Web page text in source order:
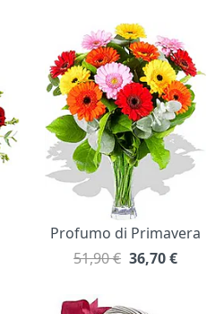
Profumo di Primavera
51,90 € 36,70€